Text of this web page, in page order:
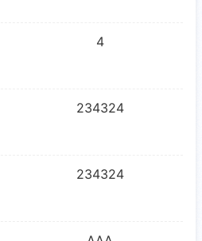
4
234324
234324